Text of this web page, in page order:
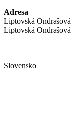
Adresa
Liptovská Ondrašová
Liptovská Ondrašová
Slovensko